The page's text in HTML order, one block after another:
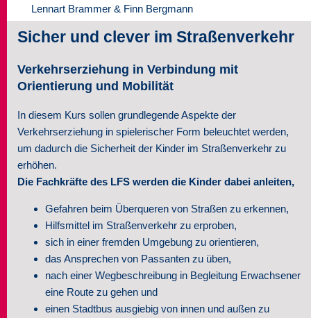
Über uns
Kontakt
Lennart Brammer & Finn Bergmann
Sicher und clever im Straßenverkehr
Verkehrserziehung in Verbindung mit
Orientierung und Mobilität
In diesem Kurs sollen grundlegende Aspekte der
Verkehrserziehung in spielerischer Form beleuchtet werden,
um dadurch die Sicherheit der Kinder im Straßenverkehr zu
erhöhen.
Die Fachkräfte des LFS werden die Kinder dabei anleiten,
Gefahren beim Überqueren von Straßen zu erkennen,
Hilfsmittel im Straßenverkehr zu erproben,
sich in einer fremden Umgebung zu orientieren,
das Ansprechen von Passanten zu üben,
nach einer Wegbeschreibung in Begleitung Erwachsener
eine Route zu gehen und
einen Stadtbus ausgiebig von innen und außen zu